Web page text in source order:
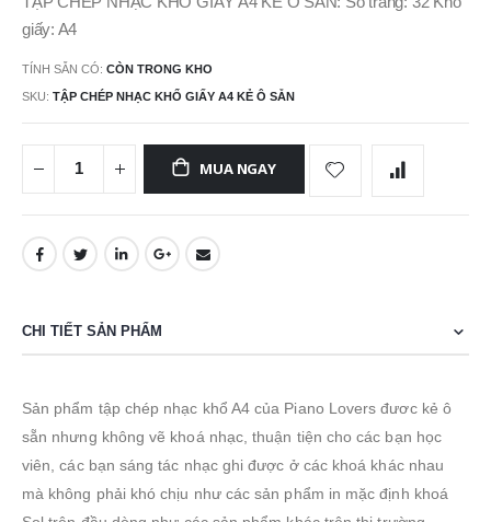
hình
ảnh
giấy: A4
TÍNH SẴN CÓ: CÒN TRONG KHO
SKU TẬP CHÉP NHẠC KHỔ GIẤY A4 KẺ Ô SẴN
MUA NGAY
CHI TIẾT SẢN PHẨM
Sản phẩm tập chép nhạc khổ A4 của Piano Lovers đươc kẻ ô
sẵn nhưng không vẽ khoá nhạc, thuận tiện cho các bạn học
viên, các bạn sáng tác nhạc ghi được ở các khoá khác nhau
mà không phải khó chịu như các sản phẩm in mặc định khoá